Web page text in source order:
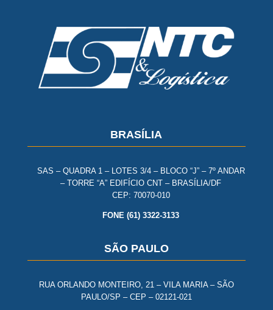
BRASÍLIA
SAS – QUADRA 1 – LOTES 3/4 – BLOCO “J” – 7º ANDAR
– TORRE “A” EDIFÍCIO CNT – BRASÍLIA/DF
CEP: 70070-010
FONE (61) 3322-3133
SÃO PAULO
RUA ORLANDO MONTEIRO, 21 – VILA MARIA – SÃO
PAULO/SP – CEP – 02121-021